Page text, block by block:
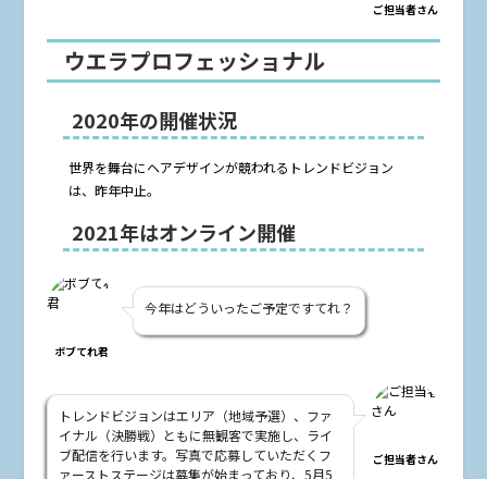
ご担当者さん
ウエラプロフェッショナル
2020年の開催状況
世界を舞台にヘアデザインが競われるトレンドビジョン
は、昨年中止。
2021年はオンライン開催
ボブてれ君
今年はどういったご予定ですてれ？
トレンドビジョンはエリア（地域予選）、ファ
イナル（決勝戦）ともに無観客で実施し、ライ
ブ配信を行います。写真で応募していただくフ
ァーストステージは募集が始まっており、5月5
ご担当者さん